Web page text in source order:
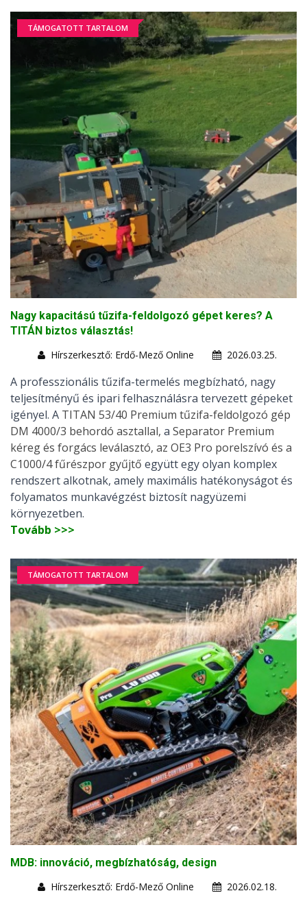
TÁMOGATOTT TARTALOM
Nagy kapacitású tűzifa-feldolgozó gépet keres? A
TITÁN biztos választás!
Hírszerkesztő: Erdő-Mező Online
2026.03.25.
A professzionális tűzifa-termelés megbízható, nagy
teljesítményű és ipari felhasználásra tervezett gépeket
igényel. A TITAN 53/40 Premium tűzifa-feldolgozó gép
DM 4000/3 behordó asztallal, a Separator Premium
kéreg és forgács leválasztó, az OE3 Pro porelszívó és a
C1000/4 fűrészpor gyűjtő együtt egy olyan komplex
rendszert alkotnak, amely maximális hatékonyságot és
folyamatos munkavégzést biztosít nagyüzemi
környezetben.
Tovább >>>
TÁMOGATOTT TARTALOM
MDB: innováció, megbízhatóság, design
Hírszerkesztő: Erdő-Mező Online
2026.02.18.